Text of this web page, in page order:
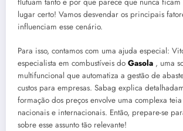
flutuam tanto e por que parece que nunca ficam
lugar certo! Vamos desvendar os principais
influenciam esse cenário.
Para isso, contamos com uma ajuda especial:
especialista em combustíveis do Gasola , uma
multifuncional que automatiza a gestão de
custos para empresas. Sabag explica
formação dos preços envolve uma complexa
nacionais e internacionais. Então, prepare-se
sobre esse assunto tão relevante!